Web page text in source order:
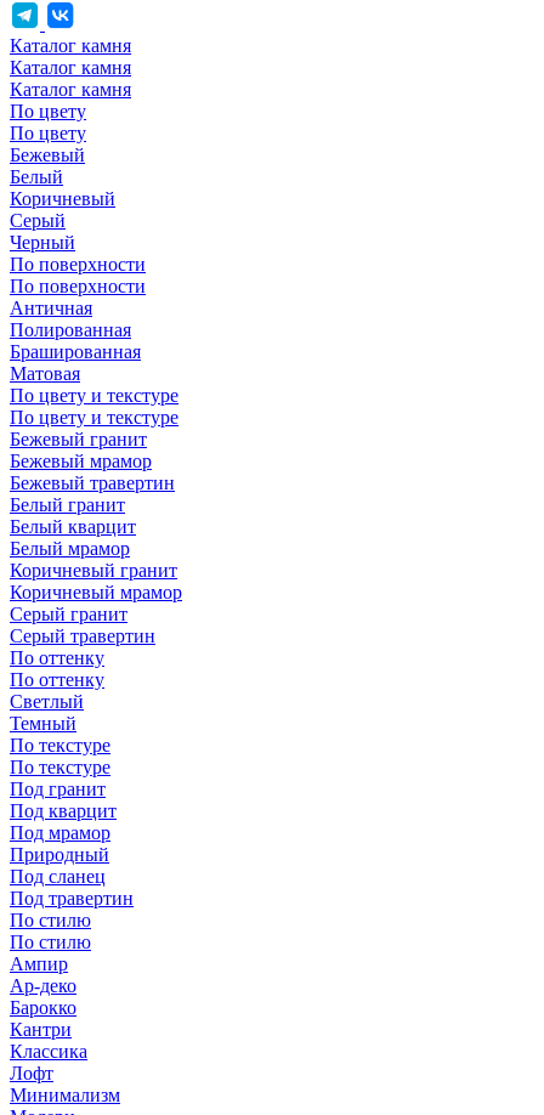
Каталог камня
Каталог камня
Каталог камня
По цвету
По цвету
Бежевый
Белый
Коричневый
Серый
Черный
По поверхности
По поверхности
Античная
Полированная
Брашированная
Матовая
По цвету и текстуре
По цвету и текстуре
Бежевый гранит
Бежевый мрамор
Бежевый травертин
Белый гранит
Белый кварцит
Белый мрамор
Коричневый гранит
Коричневый мрамор
Серый гранит
Серый травертин
По оттенку
По оттенку
Светлый
Темный
По текстуре
По текстуре
Под гранит
Под кварцит
Под мрамор
Природный
Под сланец
Под травертин
По стилю
По стилю
Ампир
Ар-деко
Барокко
Кантри
Классика
Лофт
Минимализм